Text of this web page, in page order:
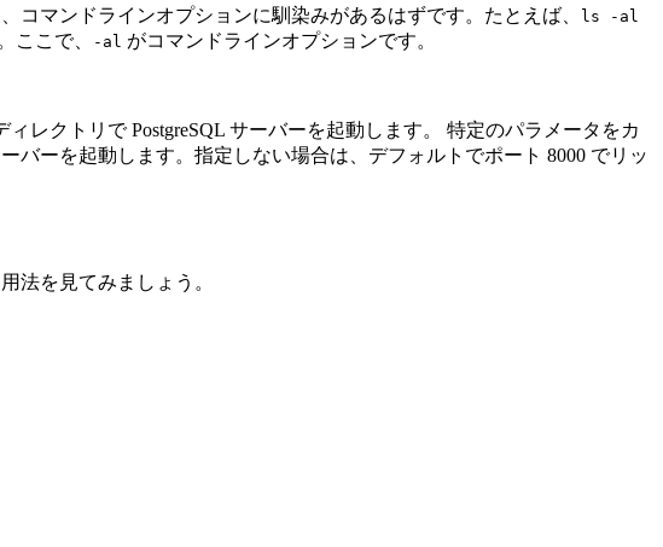
マンドラインオプションに馴染みがあるはずです。たとえば、 ls -al
ここで、 -al がコマンドラインオプションです。
レクトリで PostgreSQL サーバーを起動します。 特定のパラメータをカ
バーを起動します。指定しない場合は、デフォルトでポート 8000 でリッ
法を見てみましょう。